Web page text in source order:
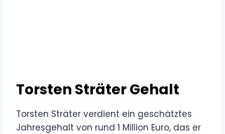
Torsten Sträter Gehalt
Torsten Sträter verdient ein geschätztes
Jahresgehalt von rund 1 Million Euro, das er